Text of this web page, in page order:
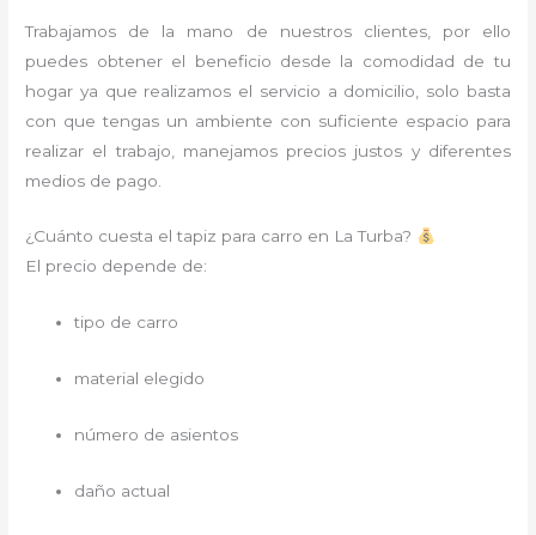
Trabajamos de la mano de nuestros clientes, por ello
puedes obtener el beneficio desde la comodidad de tu
hogar ya que realizamos el servicio a domicilio, solo basta
con que tengas un ambiente con suficiente espacio para
realizar el trabajo, manejamos precios justos y diferentes
medios de pago.
¿Cuánto cuesta el tapiz para carro en La Turba?
El precio depende de:
tipo de carro
material elegido
número de asientos
daño actual